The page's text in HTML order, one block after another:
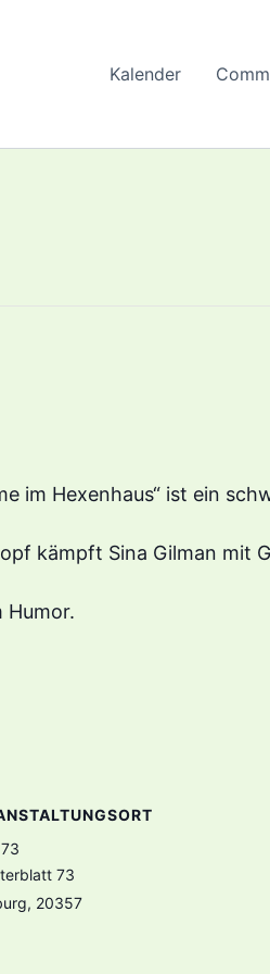
Kalender
im Hexenhaus“ ist ein
kämpft Sina Gilman mit
Humor.
73
, 20357